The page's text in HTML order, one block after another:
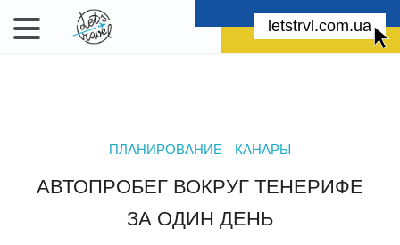
letstrvl.com.ua
ПЛАНИРОВАНИЕ КАНАРЫ
АВТОПРОБЕГ ВОКРУГ ТЕНЕРИФЕ
ЗА ОДИН ДЕНЬ